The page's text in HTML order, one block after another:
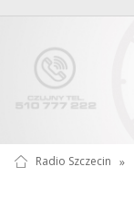
Radio Szczecin »